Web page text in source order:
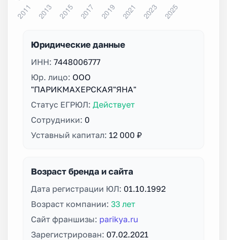
Юридические данные
ИНН: 7448006777
Юр. лицо: ООО
"ПАРИКМАХЕРСКАЯ"ЯНА"
Статус ЕГРЮЛ: Действует
Сотрудники: 0
Уставный капитал: 12 000 ₽
Возраст бренда и сайта
Дата регистрации ЮЛ: 01.10.1992
Возраст компании: 33 лет
Сайт франшизы: parikya.ru
Зарегистрирован: 07.02.2021